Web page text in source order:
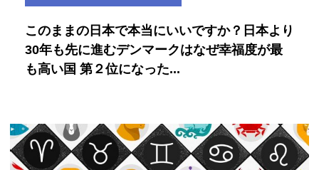
このままの日本で本当にいいですか？日本より
30年も先に進むデンマークはなぜ幸福度が最
も高い国 第２位になった...